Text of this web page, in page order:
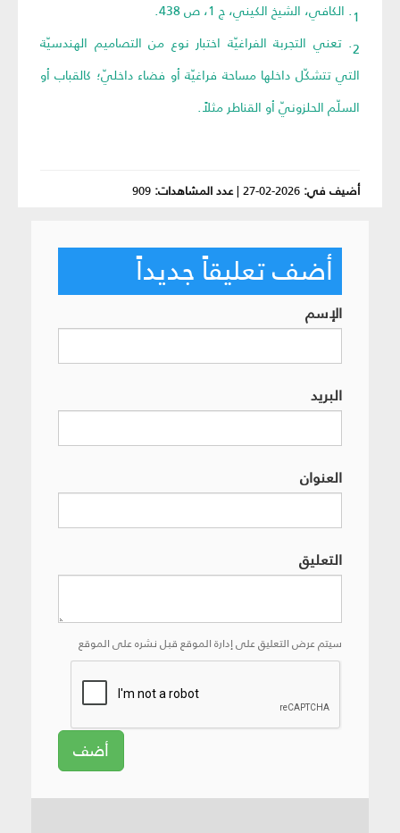
1. الكافي، الشيخ الكيني، ج 1، ص 438.
2. تعني التجربة الفراغيّة اختبار نوع من التصاميم الهندسيّة
التي تتشكّل داخلها مساحة فراغيّة أو فضاء داخليّ؛ كالقباب أو
السلّم الحلزونيّ أو القناطر مثلاً.
أضيف في: 2026-02-27
|عدد المشاهدات: 909
أضف تعليقاً جديداً
الإسم
البريد
العنوان
التعليق
سيتم عرض التعليق على إدارة الموقع قبل نشره على الموقع
أضف